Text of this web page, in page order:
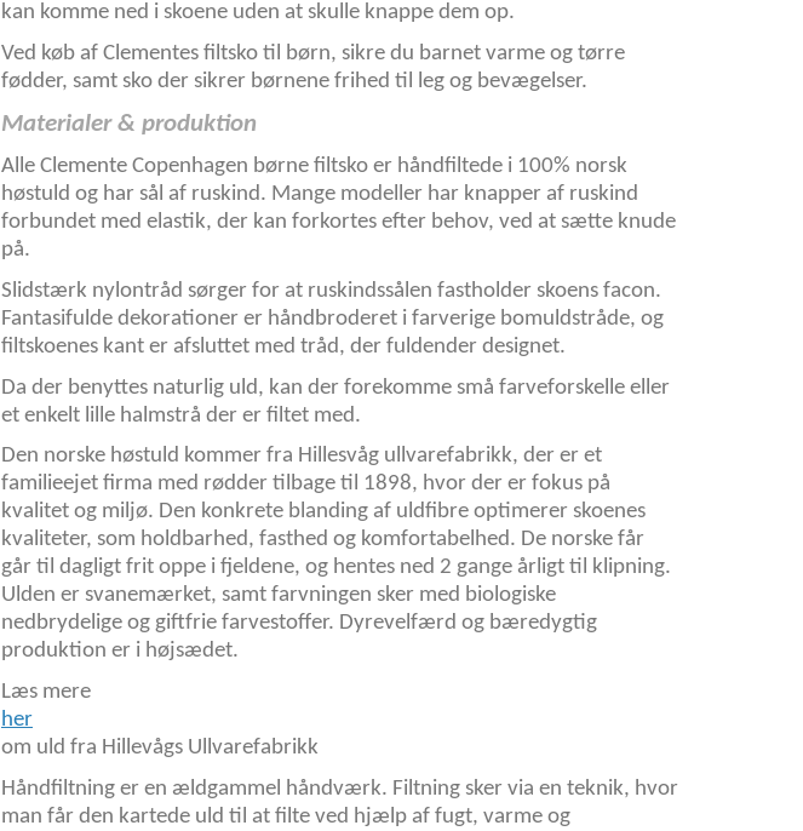
kan komme ned i skoene uden at skulle knappe dem op.
Ved køb af Clementes filtsko til børn, sikre du barnet varme og tørre
fødder, samt sko der sikrer børnene frihed til leg og bevægelser.
Materialer & produktion
Alle Clemente Copenhagen børne filtsko er håndfiltede i 100% norsk
høstuld og har sål af ruskind. Mange modeller har knapper af ruskind
forbundet med elastik, der kan forkortes efter behov, ved at sætte knude
på.
Slidstærk nylontråd sørger for at ruskindssålen fastholder skoens facon.
Fantasifulde dekorationer er håndbroderet i farverige bomuldstråde, og
filtskoenes kant er afsluttet med tråd, der fuldender designet.
Da der benyttes naturlig uld, kan der forekomme små farveforskelle eller
et enkelt lille halmstrå der er filtet med.
Den norske høstuld kommer fra Hillesvåg ullvarefabrikk, der er et
familieejet firma med rødder tilbage til 1898, hvor der er fokus på
kvalitet og miljø. Den konkrete blanding af uldfibre optimerer skoenes
kvaliteter, som holdbarhed, fasthed og komfortabelhed. De norske får
går til dagligt frit oppe i fjeldene, og hentes ned 2 gange årligt til klipning.
Ulden er svanemærket, samt farvningen sker med biologiske
nedbrydelige og giftfrie farvestoffer. Dyrevelfærd og bæredygtig
produktion er i højsædet.
Læs mere
her
om uld fra Hillevågs Ullvarefabrikk
Håndfiltning er en ældgammel håndværk. Filtning sker via en teknik, hvor
man får den kartede uld til at filte ved hjælp af fugt, varme og